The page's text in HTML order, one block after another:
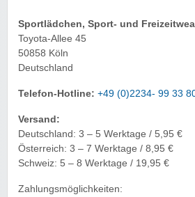
Sportlädchen, Sport- und
Toyota-Allee 45
50858 Köln
Deutschland
Telefon-Hotline: +49 (0)2234- 99 33
Versand:
Deutschland: 3 – 5 Werktage / 5,95 €
Österreich: 3 – 7 Werktage / 8,95 €
Schweiz: 5 – 8 Werktage / 19,95 €
Zahlungsmöglichkeiten: